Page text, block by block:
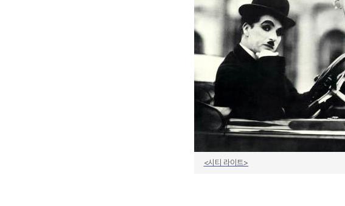
<시티 라이트>